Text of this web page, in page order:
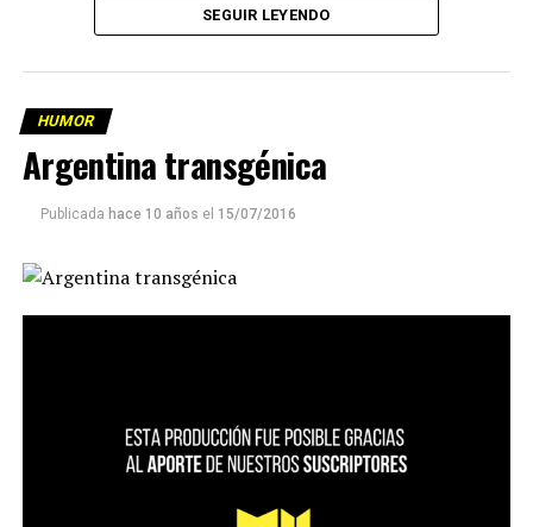
SEGUIR LEYENDO
HUMOR
Argentina transgénica
Publicada hace 10 años el 15/07/2016